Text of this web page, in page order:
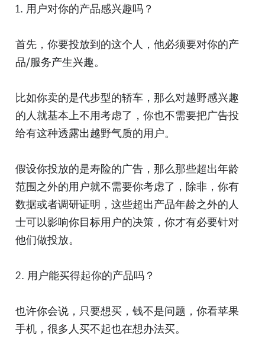
1. 用户对你的产品感兴趣吗？
首先，你要投放到的这个人，他必须要对你的产
品/服务产生兴趣。
比如你卖的是代步型的轿车，那么对越野感兴趣
的人就基本上不用考虑了，你也不需要把广告投
给有这种透露出越野气质的用户。
假设你投放的是寿险的广告，那么那些超出年龄
范围之外的用户就不需要你考虑了，除非，你有
数据或者调研证明，这些超出产品年龄之外的人
士可以影响你目标用户的决策，你才有必要针对
他们做投放。
2. 用户能买得起你的产品吗？
也许你会说，只要想买，钱不是问题，你看苹果
手机，很多人买不起也在想办法买。